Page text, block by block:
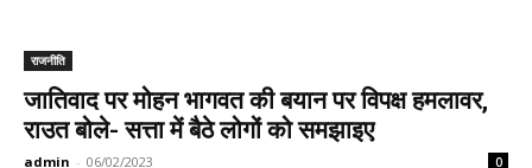
राजनीति
जातिवाद पर मोहन भागवत की बयान पर विपक्ष हमलावर,
राउत बोले- सत्ता में बैठे लोगों को समझाइए
admin - 06/02/2023 0